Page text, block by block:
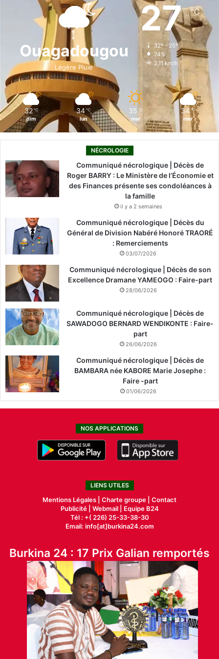
b
o
k
i
n
a
g
r
o
k
Ouagadougou
Légère Pluie
27℃
32º - 25º
74%
2.11 km/h
32 ℃
dim
34 ℃
lun
35 ℃
mar
34 ℃
mer
NÉCROLOGIE
Communiqué nécrologique | Décès de
Roger BARRY : Le Ministère de l’Économie et
des Finances présente ses condoléances à
la famille
il y a 2 semaines
Communiqué nécrologique | Décès du
Général de Division Nabéré Honoré TRAORÉ
: Remerciements
03/07/2026
Communiqué nécrologique | Décès de son
Excellence Dramane YAMEOGO : Faire-part
28/06/2026
Communiqué nécrologique | Décès de
SAWADOGO BERNARD WENDIKONTE : Faire-
part
26/06/2026
Communiqué nécrologique | Décès de
BAMBARA née KABORE Marie Josephe :
Faire -part
01/06/2026
NOS APPLICATIONS
LIENS UTILES
Mentions Légales | Charte groupe | Contact
Publicité| Webmail |
Equipe B24
Tél : +( 226) 25-33-38-30
Email: info[at]burkina24.com
Burkina 24 : 17 Prix Galian remportés